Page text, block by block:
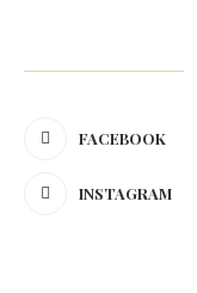
FACEBOOK
INSTAGRAM